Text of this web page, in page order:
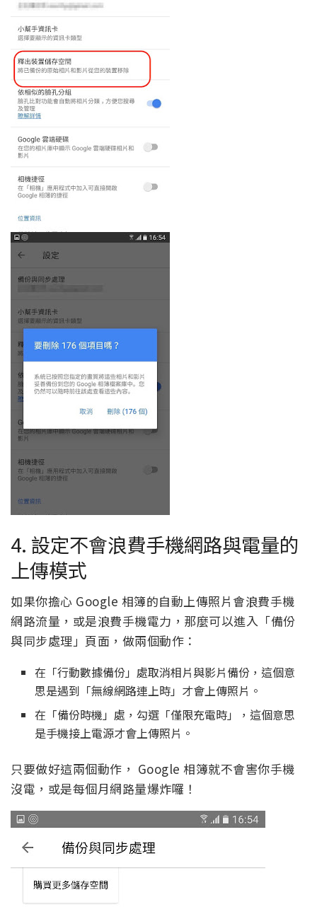
4. 設定不會浪費手機網路與電量的
上傳模式
如果你擔心 Google 相簿的自動上傳照片會浪費手機
網路流量，或是浪費手機電力，那麼可以進入「備份
與同步處理」頁面，做兩個動作：
在「行動數據備份」處取消相片與影片備份，這個意
思是遇到「無線網路連上時」才會上傳照片。
在「備份時機」處，勾選「僅限充電時」，這個意思
是手機接上電源才會上傳照片。
只要做好這兩個動作， Google 相簿就不會害你手機
沒電，或是每個月網路量爆炸囉！